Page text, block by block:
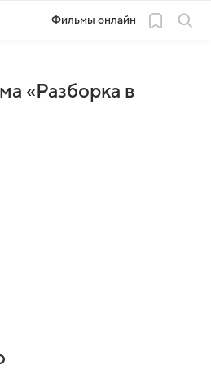
Фильмы онлайн
«Разборка в